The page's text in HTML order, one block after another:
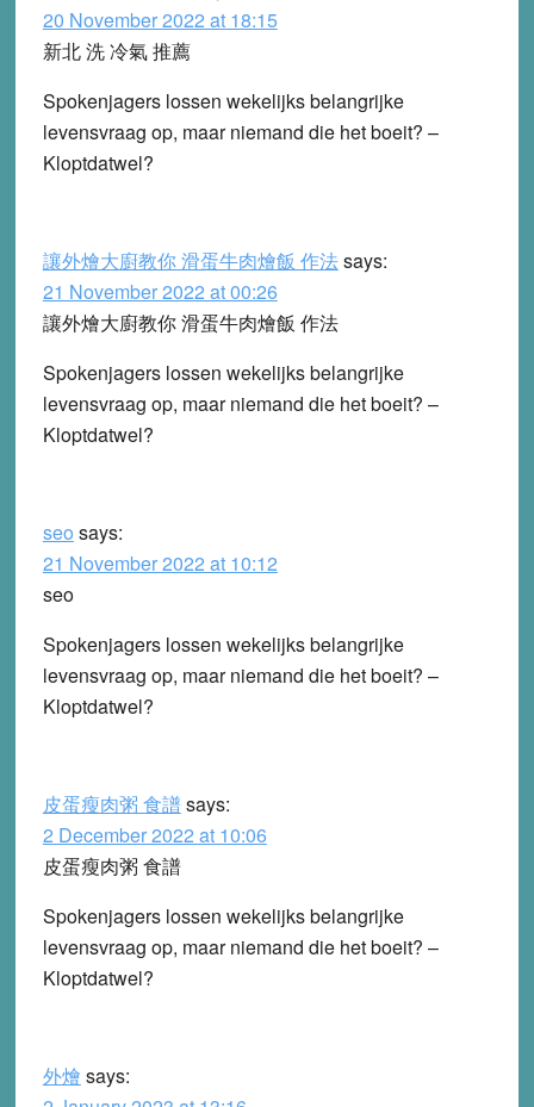
20 November 2022 at 18:15
新北 洗 冷氣 推薦
Spokenjagers lossen wekelijks belangrijke
levensvraag op, maar niemand die het boeit? –
Kloptdatwel?
讓外燴大廚教你 滑蛋牛肉燴飯 作法says:
21 November 2022 at 00:26
讓外燴大廚教你 滑蛋牛肉燴飯 作法
Spokenjagers lossen wekelijks belangrijke
levensvraag op, maar niemand die het boeit? –
Kloptdatwel?
seo says:
21 November 2022 at 10:12
seo
Spokenjagers lossen wekelijks belangrijke
levensvraag op, maar niemand die het boeit? –
Kloptdatwel?
皮蛋瘦肉粥 食譜says:
2 December 2022 at 10:06
皮蛋瘦肉粥 食譜
Spokenjagers lossen wekelijks belangrijke
levensvraag op, maar niemand die het boeit? –
Kloptdatwel?
外燴 says: